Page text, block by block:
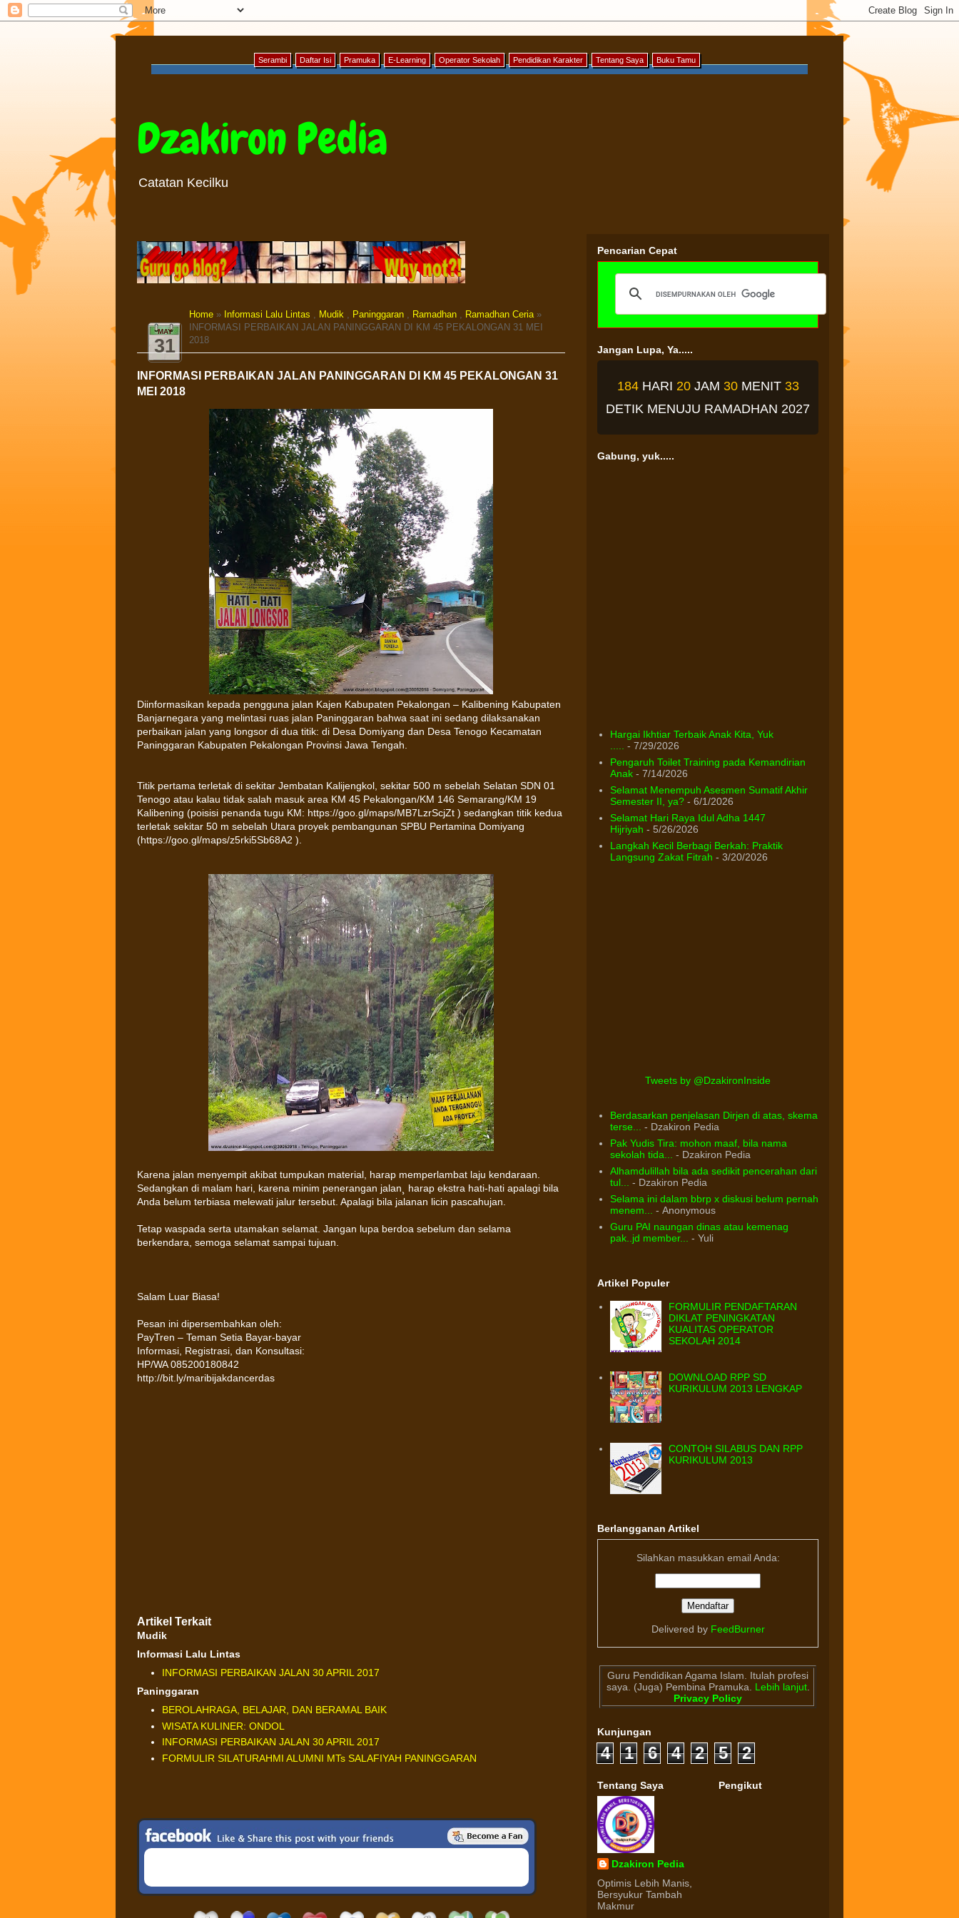
Serambi Daftar Isi Pramuka E-Learning Operator Sekolah Pendidikan Karakter Tentang Saya Buku Tamu
Dzakiron Pedia
Catatan Kecilku
MAY
31
Home » Informasi Lalu Lintas , Mudik , Paninggaran , Ramadhan , Ramadhan Ceria»
INFORMASI PERBAIKAN JALAN PANINGGARAN DI KM 45 PEKALONGAN 31 MEI
2018
INFORMASI PERBAIKAN JALAN PANINGGARAN DI KM 45 PEKALONGAN 31
MEI 2018
Diinformasikan kepada pengguna jalan Kajen Kabupaten Pekalongan – Kalibening Kabupaten
Banjarnegara yang melintasi ruas jalan Paninggaran bahwa saat ini sedang dilaksanakan
perbaikan jalan yang longsor di dua titik: di Desa Domiyang dan Desa Tenogo Kecamatan
Paninggaran Kabupaten Pekalongan Provinsi Jawa Tengah.
Titik pertama terletak di sekitar Jembatan Kalijengkol, sekitar 500 m sebelah Selatan SDN 01
Tenogo atau kalau tidak salah masuk area KM 45 Pekalongan/KM 146 Semarang/KM 19
Kalibening (poisisi penanda tugu KM: https://goo.gl/maps/MB7LzrScjZt ) sedangkan titik kedua
terletak sekitar 50 m sebelah Utara proyek pembangunan SPBU Pertamina Domiyang
(https://goo.gl/maps/z5rki5Sb68A2 ).
Karena jalan menyempit akibat tumpukan material, harap memperlambat laju kendaraan.
Sedangkan di malam hari, karena minim penerangan jalan¸ harap ekstra hati-hati apalagi bila
Anda belum terbiasa melewati jalur tersebut. Apalagi bila jalanan licin pascahujan.
Tetap waspada serta utamakan selamat. Jangan lupa berdoa sebelum dan selama
berkendara, semoga selamat sampai tujuan.
Salam Luar Biasa!
Pesan ini dipersembahkan oleh:
PayTren – Teman Setia Bayar-bayar
Informasi, Registrasi, dan Konsultasi:
HP/WA 085200180842
http://bit.ly/maribijakdancerdas
Artikel Terkait
Mudik
Informasi Lalu Lintas
INFORMASI PERBAIKAN JALAN 30 APRIL 2017
Paninggaran
BEROLAHRAGA, BELAJAR, DAN BERAMAL BAIK
WISATA KULINER: ONDOL
INFORMASI PERBAIKAN JALAN 30 APRIL 2017
FORMULIR SILATURAHMI ALUMNI MTs SALAFIYAH PANINGGARAN
Pencarian Cepat
Jangan Lupa, Ya.....
184 HARI 20 JAM 30 MENIT32
DETIK MENUJU RAMADHAN 2027
Gabung, yuk.....
Hargai Ikhtiar Terbaik Anak Kita, Yuk
- 7/29/2026
Pengaruh Toilet Training pada Kemandirian
Anak- 7/14/2026
Selamat Menempuh Asesmen Sumatif Akhir
Semester II, ya?- 6/1/2026
Selamat Hari Raya Idul Adha 1447
Hijriyah - 5/26/2026
Langkah Kecil Berbagi Berkah: Praktik
Langsung Zakat Fitrah - 3/20/2026
Tweets by @DzakironInside
Berdasarkan penjelasan Dirjen di atas, skema
terse...
- Dzakiron Pedia
Pak Yudis Tira: mohon maaf, bila nama
sekolah tida...
- Dzakiron Pedia
Alhamdulillah bila ada sedikit pencerahan dari
tul...
- Dzakiron Pedia
Selama ini dalam bbrp x diskusi belum pernah
menem...
- Anonymous
Guru PAI naungan dinas atau kemenag
pak..jd member...
- Yuli
Artikel Populer
FORMULIR PENDAFTARAN
DIKLAT PENINGKATAN
KUALITAS OPERATOR
SEKOLAH 2014
DOWNLOAD RPP SD
KURIKULUM 2013 LENGKAP
CONTOH SILABUS DAN RPP
KURIKULUM 2013
Berlangganan Artikel
Silahkan masukkan email Anda:
Delivered by FeedBurner
Guru Pendidikan Agama Islam. Itulah profesi
saya. (Juga) Pembina Pramuka.
Lebih lanjut.
Privacy Policy
Kunjungan
4 1 6 4 2 5 2
Tentang Saya
Dzakiron Pedia
Optimis Lebih Manis,
Bersyukur Tambah
Makmur
Pengikut